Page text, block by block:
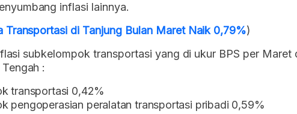
inflasi lainnya.
Transportasi di Tanjung Bulan Maret Naik 0,79%)
subkelompok transportasi yang di ukur BPS per Maret
:
transportasi 0,42%
pengoperasian peralatan transportasi pribadi 0,59%